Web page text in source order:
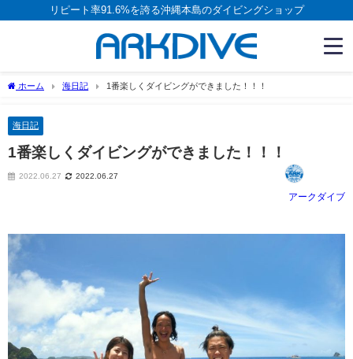
リピート率91.6%を誇る沖縄本島のダイビングショップ
ホーム 海日記 1番楽しくダイビングができました！！！
海日記
1番楽しくダイビングができました！！！
2022.06.27 2022.06.27
アークダイブ